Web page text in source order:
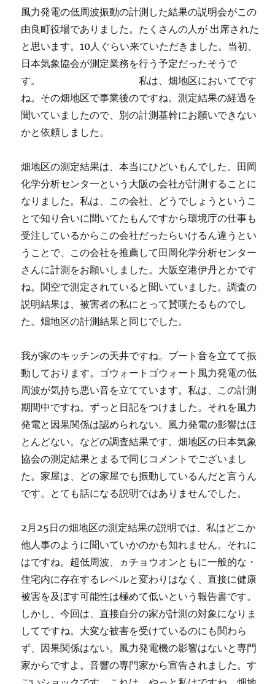
風力発電の低周波振動の計測した結果の説明会がこの
由良町役場でありました。たくさんの人が 出席された
と思います。10人ぐらい来ていただきました。当初、
日本気象協会が測定業務を行う予定だったそうで
す。 私は、畑地区においてです
ね。その畑地区で事業後のですね。測定結果の経過を
聞いていましたので、別の計測基幹にお願いできない
かと依頼しました。
畑地区の測定結果は、本当にひどいもんでした。田岡
化学分析センタ一という大阪の会社が計測することに
なりました。私は、この会社、どうでしょうというこ
とで知り合いに聞いてたもんですから環境庁の仕事も
受注しているからこの会社だったらいけるん違うとい
うことで、この会社を推薦して田岡化学分析センター
さんに計測をお願いしました。大阪空港伊丹とかです
ね。関空で測定されていると聞いていました。調査の
説明結果は、被害者の私にとって賛嘆たるものでし
た。畑地区の計測結果と同じでした。
我が家のキッチンの天井ですね。ブート音を立てて振
動しております。ゴウォートゴウォート風力発電の低
周波が気持ち悪い音を立てています。私は、この計測
期間中ですね。ずっと日記をつけました。それを風力
発電と因果関係は認められない。風力発電の影響はほ
とんどない。などの調査結果です。畑地区の日本気象
協会の測定結果とまるで同じコメントでございまし
た。家屋は、どの家屋でも振動しているんだと言うん
です。とても話になる説明ではありませんでした。
2月25日の畑地区の測定結果の説明では、私はどこか
他人事のように聞いていかのかも知れません。それに
はですね。超低周波、ヵチョウオンともに一般的な・
住宅内に存在するレベルと変わりはなく、直接に健康
被害を及ぼす可能性は極めて低いという報告書です。
しかし、今回は、直接自分の家が計測の対象になりま
してですね。大変な被害を受けているのにも関わら
ず、因果関係はない。風力発電機の影響はないと専門
家からですよ。音響の専門家から宣告されました。す